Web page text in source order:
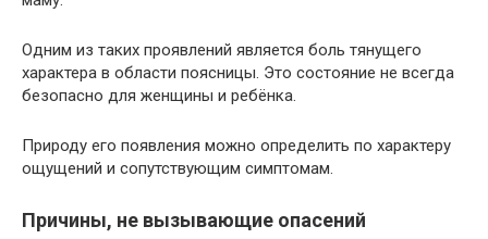
Одним из таких проявлений является боль тянущего
характера в области поясницы. Это состояние не всегда
безопасно для женщины и ребёнка.
Природу его появления можно определить по характеру
ощущений и сопутствующим симптомам.
Причины, не вызывающие опасений